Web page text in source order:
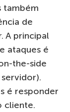
também
de
A principal
ataques é
the-side
é responder
cliente.